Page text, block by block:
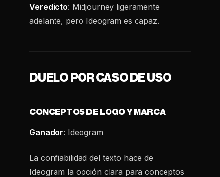
Veredicto: Midjourney ligeramente
adelante, pero Ideogram es capaz.
DUELO POR CASO DE USO
CONCEPTOS DE LOGO Y MARCA
Ganador: Ideogram
La confiabilidad del texto hace de
Ideogram la opción clara para conceptos